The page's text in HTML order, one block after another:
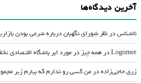
آخرین دیدگاه‌ها
ناشناسدرنظر شورای نگهبان درباره شرعی بودن
Logomerدرهمه چیز در مورد ابر باشگاه اقتصادی
زری حاجی‌زادهدرمن کسی رو ندارم که بیارم زیر